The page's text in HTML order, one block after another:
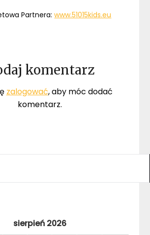
Partnera:www.51015kids.eu
komentarz
zalogować, aby móc dodać
komentarz.
sierpień 2026